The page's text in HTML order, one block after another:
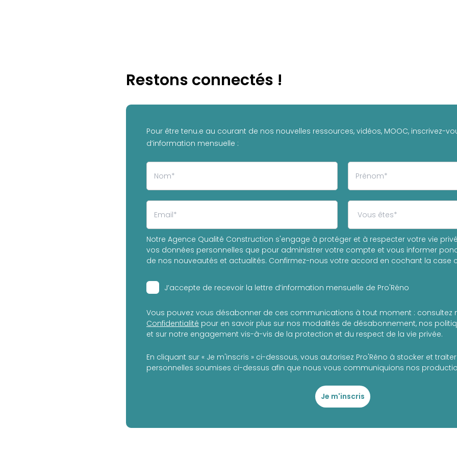
Restons connectés !
Pour être tenu.e au courant de nos nouvelles ressources, vidéos, MOOC, inscrivez-
d’information mensuelle :
Notre Agence Qualité Construction s'engage à protéger et à respecter votre vie
vos données personnelles que pour administrer votre compte et vous informer
de nos nouveautés et actualités. Confirmez-nous votre accord en cochant la case
J’accepte de recevoir la lettre d’information mensuelle de Pro'Réno
Vous pouvez vous désabonner de ces communications à tout moment : consultez
Confidentialité pour en savoir plus sur nos modalités de désabonnement, nos
et sur notre engagement vis-à-vis de la protection et du respect de la vie privée.
En cliquant sur « Je m'inscris » ci-dessous, vous autorisez Pro'Réno à stocker et
personnelles soumises ci-dessus afin que nous vous communiquions nos
Je m'inscris